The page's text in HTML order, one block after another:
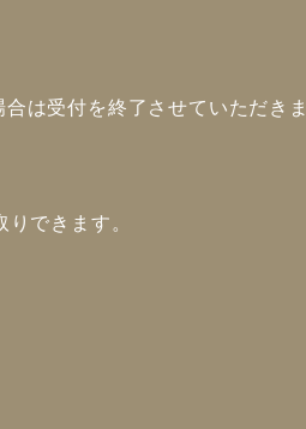
は受付を終了させていただき
できます。